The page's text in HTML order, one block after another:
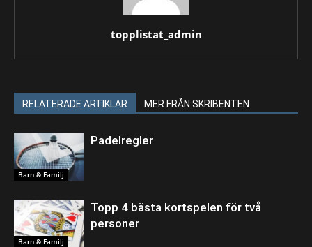
topplistat_admin
RELATERADE ARTIKLAR MER FRÅN SKRIBENTEN
Barn & Familj
Padelregler
Barn & Familj
Topp 4 bästa kortspelen för två
personer